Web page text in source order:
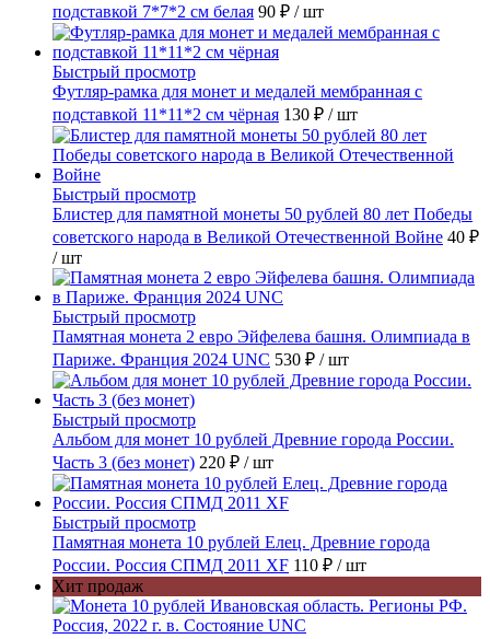
подставкой 7*7*2 см белая 90 ₽ / шт
Быстрый просмотр
Футляр-рамка для монет и медалей мембранная с
подставкой 11*11*2 см чёрная 130 ₽ / шт
Быстрый просмотр
Блистер для памятной монеты 50 рублей 80 лет Победы
советского народа в Великой Отечественной Войне 40 ₽
/ шт
Быстрый просмотр
Памятная монета 2 евро Эйфелева башня. Олимпиада в
Париже. Франция 2024 UNC 530 ₽ / шт
Быстрый просмотр
Альбом для монет 10 рублей Древние города России.
Часть 3 (без монет) 220 ₽ / шт
Быстрый просмотр
Памятная монета 10 рублей Елец. Древние города
России. Россия СПМД 2011 XF 110 ₽ / шт
Хит продаж